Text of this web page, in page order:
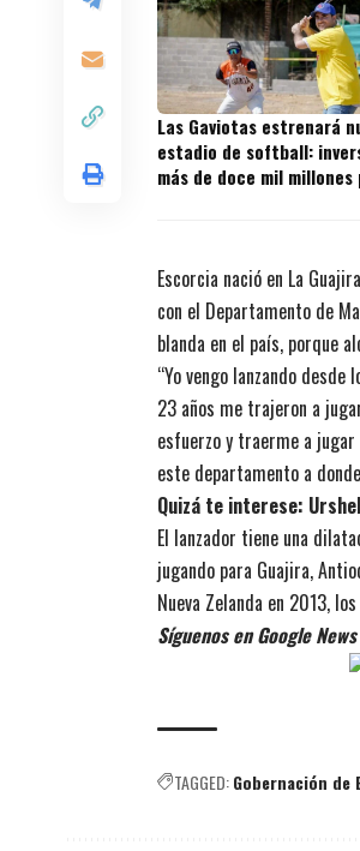
Las Gaviotas estrenará
estadio de softball:
más de doce mil millones
Escorcia nació en La
con el Departamento de
blanda en el país, porque
“Yo vengo lanzando
23 años me trajeron a
esfuerzo y traerme a
este departamento a
Quizá te interese:
El lanzador tiene una
jugando para Guajira,
Nueva Zelanda en 2013,
Síguenos en Google
TAGGED:Gobernación de